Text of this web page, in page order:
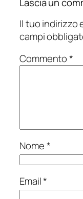
Il tuo indirizzo
campi
Commento*
Nome*
Email*